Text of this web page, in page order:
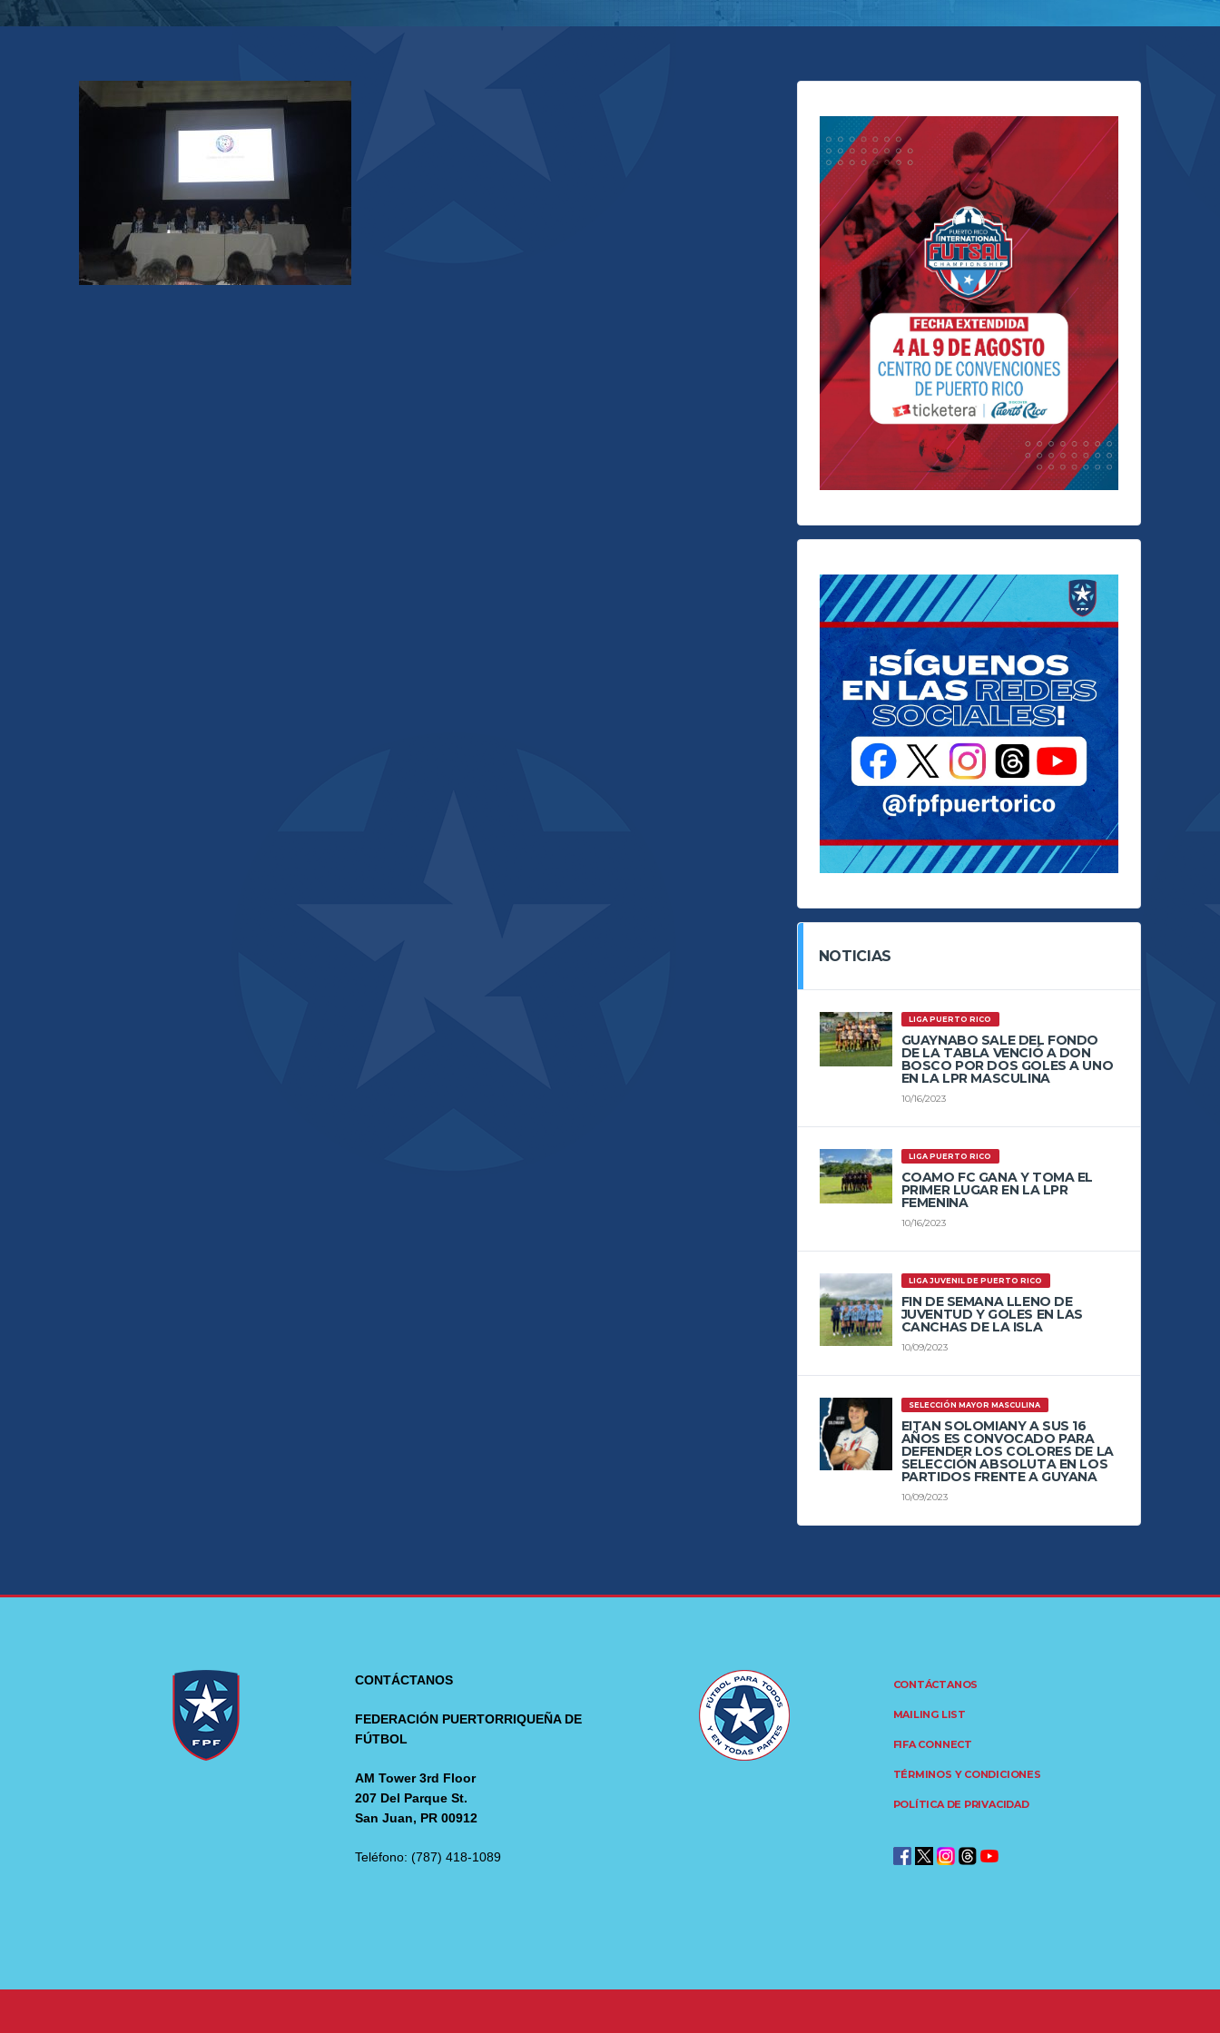
NOTICIAS
LIGA PUERTO RICO
GUAYNABO SALE DEL FONDO
DE LA TABLA VENCIÓ A DON
BOSCO POR DOS GOLES A UNO
EN LA LPR MASCULINA
10/16/2023
LIGA PUERTO RICO
COAMO FC GANA Y TOMA EL
PRIMER LUGAR EN LA LPR
FEMENINA
10/16/2023
LIGA JUVENIL DE PUERTO RICO
FIN DE SEMANA LLENO DE
JUVENTUD Y GOLES EN LAS
CANCHAS DE LA ISLA
10/09/2023
SELECCIÓN MAYOR MASCULINA
EITAN SOLOMIANY A SUS 16
AÑOS ES CONVOCADO PARA
DEFENDER LOS COLORES DE LA
SELECCIÓN ABSOLUTA EN LOS
PARTIDOS FRENTE A GUYANA
10/09/2023
CONTÁCTANOS
FEDERACIÓN PUERTORRIQUEÑA DE
FÚTBOL
AM Tower 3rd Floor
207 Del Parque St.
San Juan, PR 00912
Teléfono: (787) 418-1089
CONTÁCTANOS
MAILING LIST
FIFA CONNECT
TÉRMINOS Y CONDICIONES
POLÍTICA DE PRIVACIDAD